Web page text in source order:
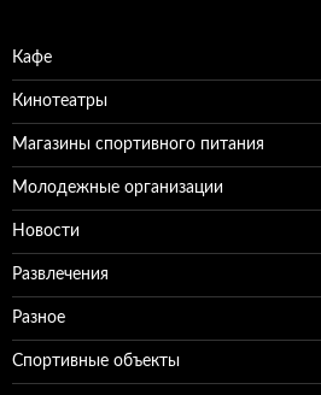
Кафе
Кинотеатры
Магазины спортивного питания
Молодежные организации
Новости
Развлечения
Разное
Спортивные объекты